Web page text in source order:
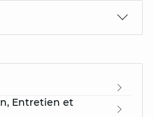
Entretien et